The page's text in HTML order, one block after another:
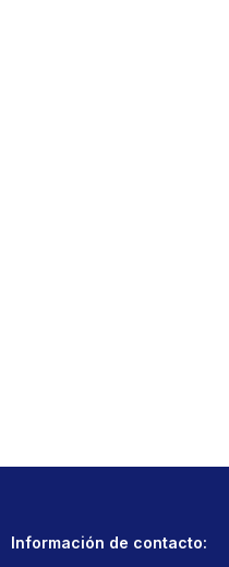
Información de contacto: